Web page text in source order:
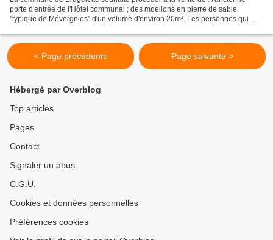
porte d'entrée de l'Hôtel communal ; des moellons en pierre de sable
"typique de Mévergnies" d'un volume d'environ 20m³. Les personnes qui
< Page précédente Page suivante >
Hébergé par Overblog
Top articles
Pages
Contact
Signaler un abus
C.G.U.
Cookies et données personnelles
Préférences cookies